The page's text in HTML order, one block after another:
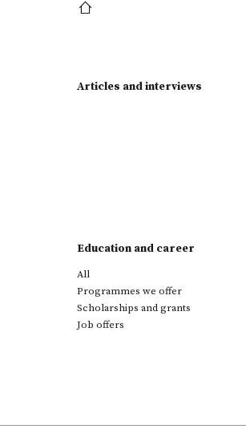
Articles and interviews
Education and career
All
Programmes we offer
Scholarships and grants
Job offers